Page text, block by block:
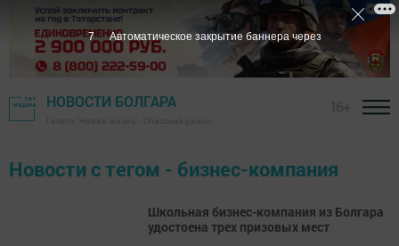
НОВОСТИ БОЛГАРА
Новости с тегом - бизнес-компания
Школьная бизнес-компания из Болгара
удостоена трех призовых мест
7 Автоматическое закрытие баннера через